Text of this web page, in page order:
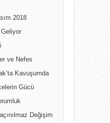
2018
ve Nefes
Kavuşumda
Gücü
Değişim